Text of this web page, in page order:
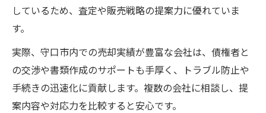
しているため、査定や販売戦略の提案力に優れていま
す。
実際、守口市内での売却実績が豊富な会社は、債権者と
の交渉や書類作成のサポートも手厚く、トラブル防止や
手続きの迅速化に貢献します。複数の会社に相談し、提
案内容や対応力を比較すると安心です。